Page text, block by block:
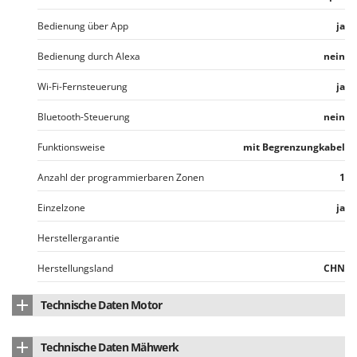
Bedienung über App ja
Bedienung durch Alexa nein
Wi-Fi-Fernsteuerung ja
Bluetooth-Steuerung nein
Funktionsweise mit Begrenzungkabel
Anzahl der programmierbaren Zonen 1
Einzelzone ja
Herstellergarantie
Herstellungsland CHN
Technische Daten Motor
Technische Daten Mähwerk